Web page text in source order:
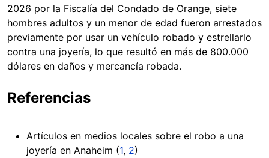
2026 por la Fiscalía del Condado de Orange, siete
hombres adultos y un menor de edad fueron arrestados
previamente por usar un vehículo robado y estrellarlo
contra una joyería, lo que resultó en más de 800.000
dólares en daños y mercancía robada.
Referencias
Artículos en medios locales sobre el robo a una
joyería en Anaheim (1, 2)